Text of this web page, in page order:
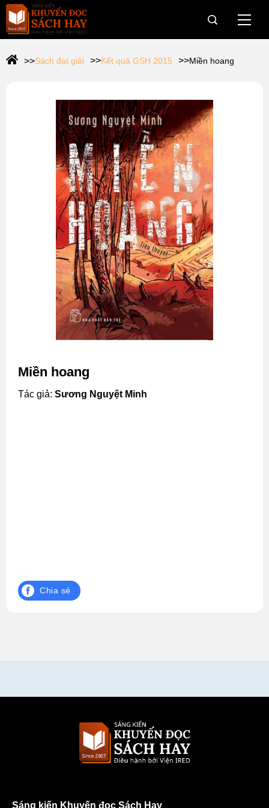
Trang Chủ
Giải Sách Hay
Câu chuyện dân trí cho vùng khó
Hành trình Onebook
Tin tức & Sự kiện
Web Viện IRED
Sách đạt giải Kết quả GSH 2015 Miền hoang
Miền hoang
Tác giả: Sương Nguyệt Minh
Chia sẻ
Sáng kiến Khuyến đọc Sách Hay